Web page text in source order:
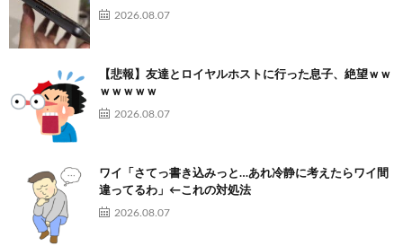
2026.08.07
【悲報】友達とロイヤルホストに行った息子、絶望ｗｗ
ｗｗｗｗｗ
2026.08.07
ワイ「さてっ書き込みっと…あれ冷静に考えたらワイ間
違ってるわ」←これの対処法
2026.08.07